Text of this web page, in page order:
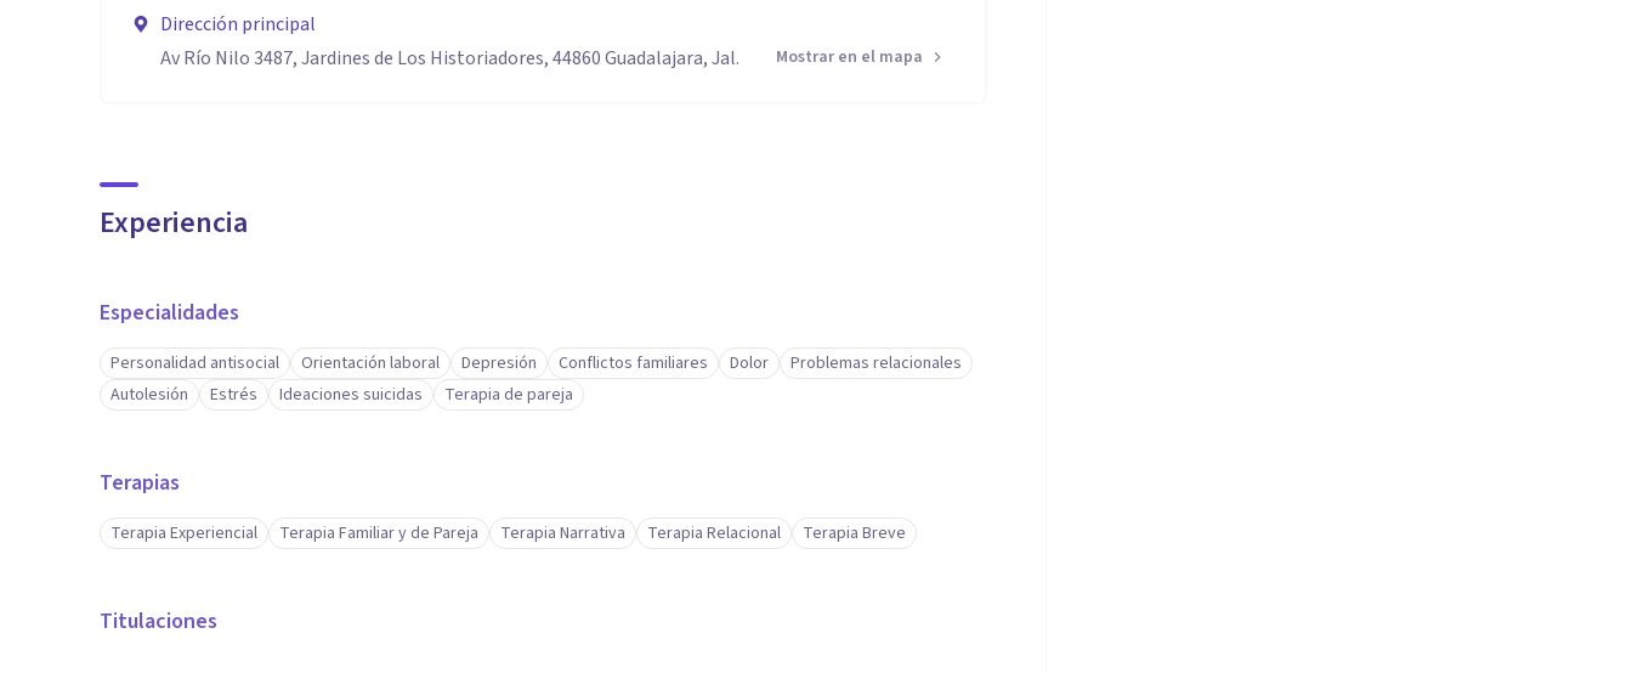
Dirección principal
Av Río Nilo 3487, Jardines de Los Historiadores, 44860 Guadalajara, Jal.
Mostrar en el mapa
Experiencia
Especialidades
Personalidad antisocial Orientación laboral Depresión Conflictos familiares Dolor
Problemas relacionales
Autolesión
Estrés Ideaciones suicidas Terapia de pareja
Terapias
Terapia Experiencial Terapia Familiar y de Pareja Terapia Narrativa Terapia Relacional Terapia Breve
Titulaciones